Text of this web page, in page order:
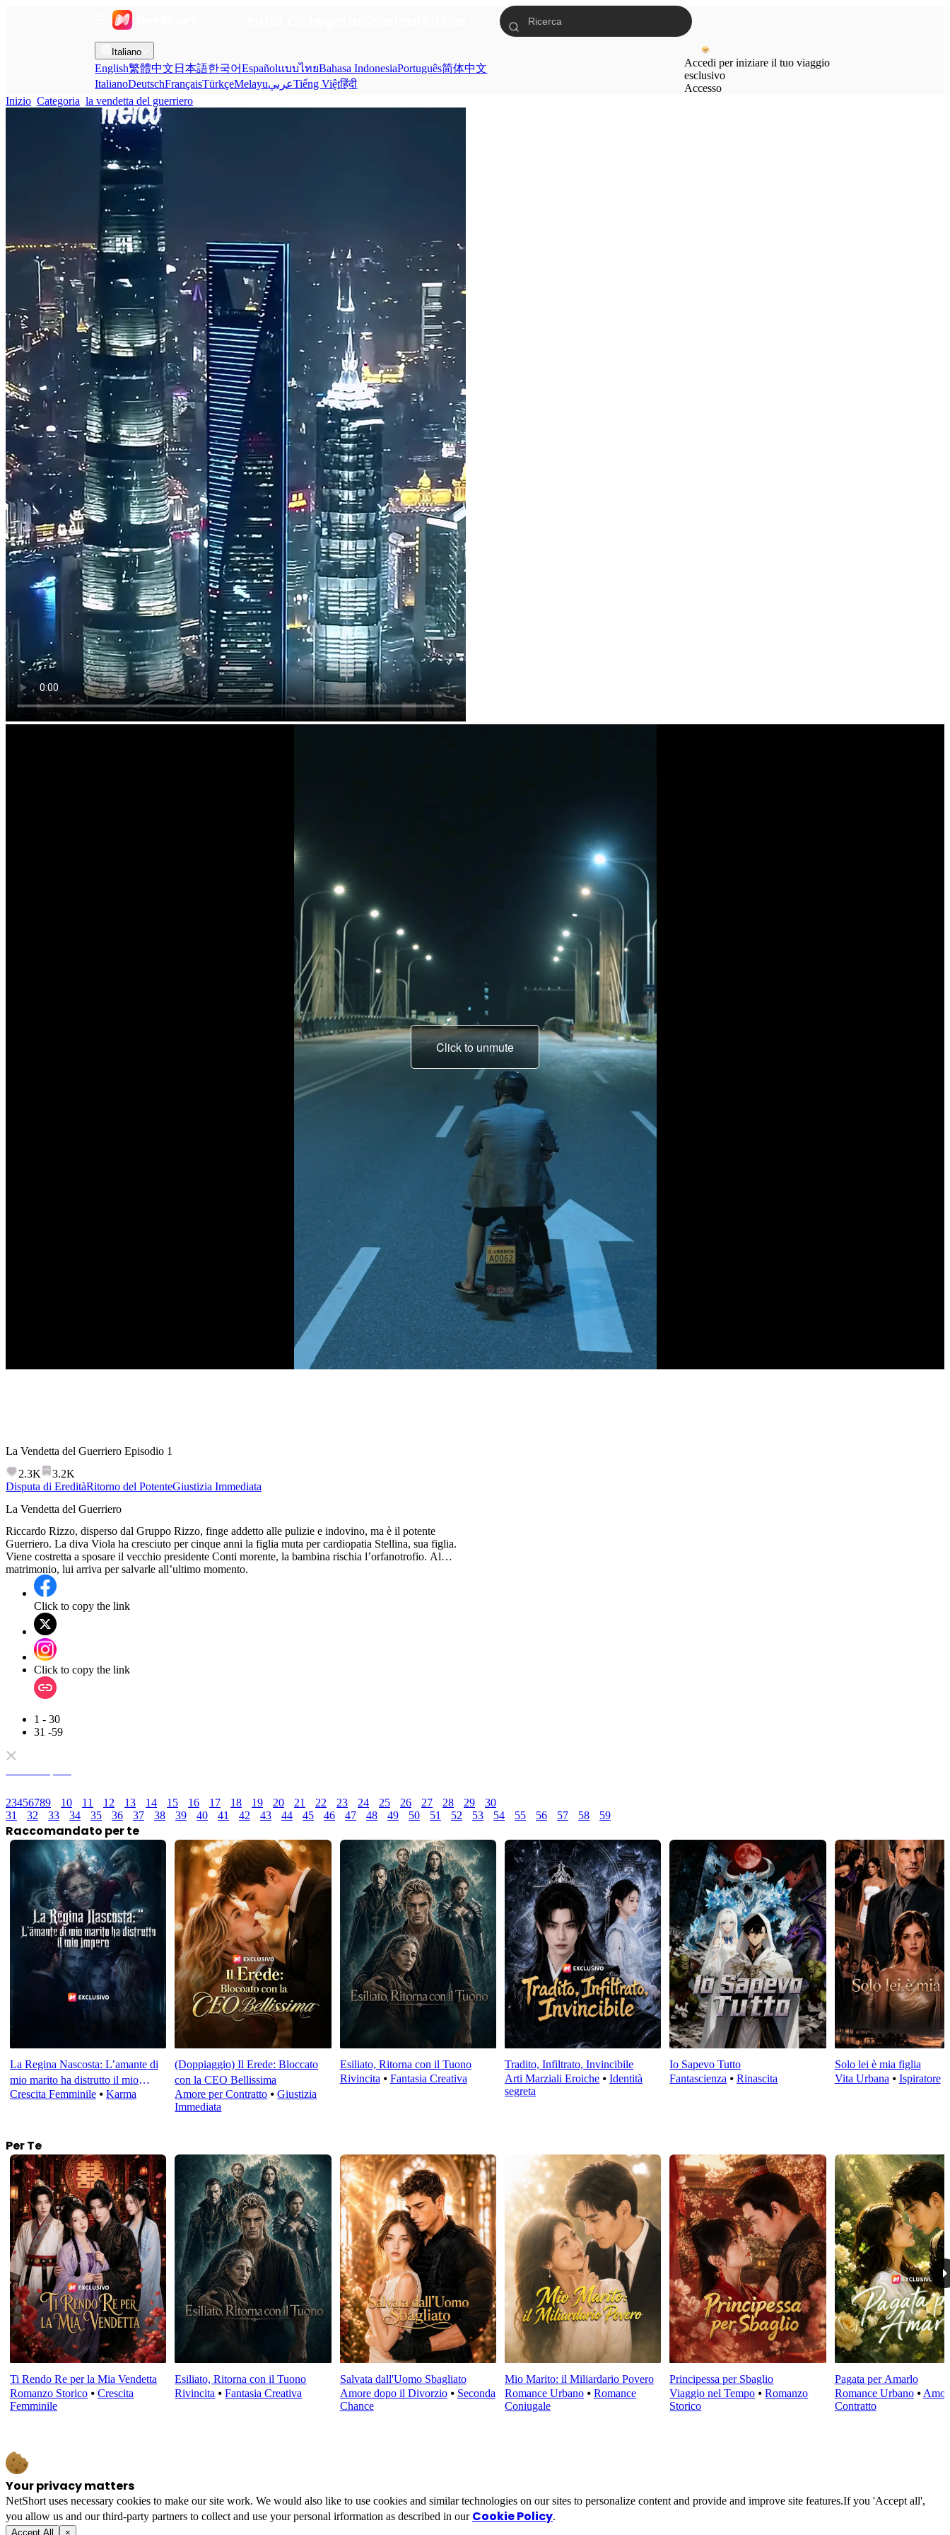
Italiano
English繁體中文 日本語한국어EspañolแบบไทยBahasa IndonesiaPortuguês简体中文
ItalianoDeutschFrançaisTürkçeMelayuعربيTiếng Việtहिंदी
Accedi per iniziare il tuo viaggio
esclusivo
Accesso
Inizio Categoria la vendetta del guerriero
Click to unmute
La Vendetta del Guerriero Episodio 1
2.3K
3.2K
Disputa di EreditàRitorno del PotenteGiustizia Immediata
La Vendetta del Guerriero
Riccardo Rizzo, disperso dal Gruppo Rizzo, finge addetto alle pulizie e indovino, ma è il potente
Guerriero. La diva Viola ha cresciuto per cinque anni la figlia muta per cardiopatia Stellina, sua figlia.
Viene costretta a sposare il vecchio presidente Conti morente, la bambina rischia l’orfanotrofio. Al
matrimonio, lui arriva per salvarle all’ultimo momento.
Click to copy the link
Click to copy the link
1 - 30
31 -59
23456789 10 11 12 13 14 15 16 17 18 19 20 21 22 23 24 25 26 27 28 29
30
31
32 33 34 35 36 37 38 39 40 41 42 43 44 45 46 47 48 49 50 51 52 53 54 55 56 57 58 59
Raccomandato per te
La Regina Nascosta: L’amante di
mio marito ha distrutto il mio
impero
Crescita Femminile ⦁ Karma
(Doppiaggio) Il Erede: Bloccato
con la CEO Bellissima
Amore per Contratto ⦁Giustizia
Immediata
Esiliato, Ritorna con il Tuono
Rivincita ⦁ Fantasia Creativa
Tradito, Infiltrato, Invincibile
Arti Marziali Eroiche⦁ Identità
segreta
Io Sapevo Tutto
Fantascienza ⦁Rinascita
Solo lei è mia figlia
Vita Urbana ⦁ Ispiratore
Per Te
Ti Rendo Re per la Mia Vendetta
Romanzo Storico ⦁ Crescita
Femminile
Esiliato, Ritorna con il Tuono
Rivincita ⦁Fantasia Creativa
Salvata dall'Uomo Sbagliato
Amore dopo il Divorzio⦁ Seconda
Chance
Mio Marito: il Miliardario Povero
Romance Urbano⦁ Romance
Coniugale
Principessa per Sbaglio
Viaggio nel Tempo ⦁Romanzo
Storico
Pagata per Amarlo
Romance Urbano⦁
Contratto
Your privacy matters
NetShort uses necessary cookies to make our site work. We would also like to use cookies and similar technologies on our sites to personalize content and provide and improve site features.If you 'Accept all',
you allow us and our third-party partners to collect and use your personal irformation as described in our Cookie Policy.
Accept All ×